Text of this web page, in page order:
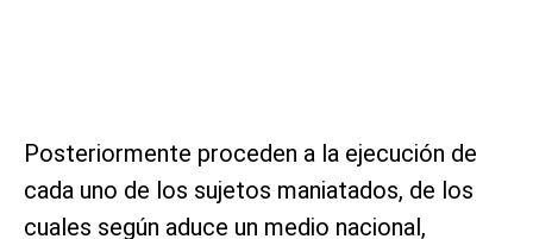
Posteriormente proceden a la ejecución de
cada uno de los sujetos maniatados, de los
cuales según aduce un medio nacional,